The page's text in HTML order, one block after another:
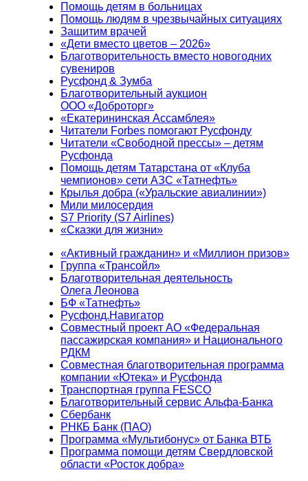
Помощь детям в больницах
Помощь людям в чрезвычайных ситуациях
Защитим врачей
«Дети вместо цветов – 2026»
Благотворительность вместо новогодних
сувениров
Русфонд & Зумба
Благотворительный аукцион
ООО «Доброторг»
«Екатерининская Ассамблея»
Читатели Forbes помогают Русфонду
Читатели «Свободной прессы» – детям
Русфонда
Помощь детям Татарстана от «Клуба
чемпионов» сети АЗС «Татнефть»
Крылья добра («Уральские авиалинии»)
Мили милосердия
S7 Priority (S7 Airlines)
«Сказки для жизни»
«Активный гражданин» и «Миллион призов»
Группа «Трансойл»
Благотворительная деятельность
Олега Леонова
БФ «Татнефть»
Русфонд.Навигатор
Совместный проект АО «Федеральная
пассажирская компания» и Национального
РДКМ
Совместная благотворительная программа
компании «Ютека» и Русфонда
Транспортная группа FESCO
Благотворительный сервис Альфа-Банка
Сбербанк
РНКБ Банк (ПАО)
Программа «Мультибонус» от Банка ВТБ
Программа помощи детям Свердловской
области «Росток добра»